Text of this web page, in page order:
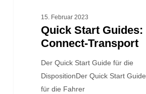
15. Februar 2023
Quick Start Guides:
Connect-Transport
Der Quick Start Guide für die
DispositionDer Quick Start Guide
für die Fahrer